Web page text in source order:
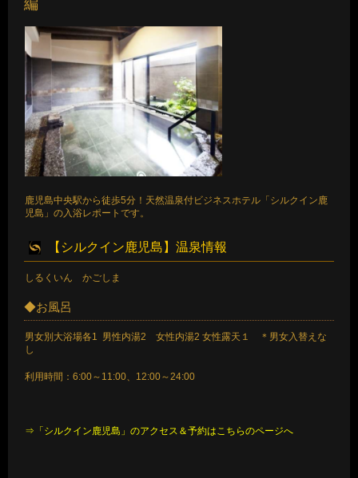
編
鹿児島中央駅から徒歩5分！天然温泉付ビジネスホテル「シルクイン鹿
児島」の入浴レポートです。
【シルクイン鹿児島】温泉情報
しるくいん かごしま
◆お風呂
男女別大浴場各1 男性内湯2 女性内湯2 女性露天１ ＊男女入替えな
し
利用時間：6:00～11:00、12:00～24:00
⇒「シルクイン鹿児島」のアクセス＆予約はこちらのページへ